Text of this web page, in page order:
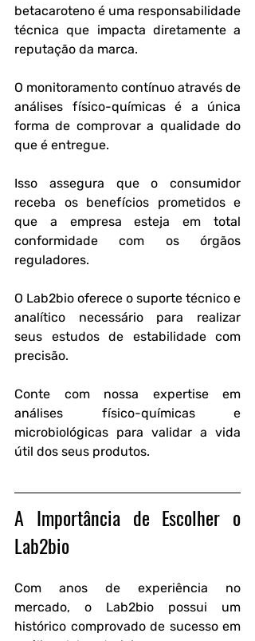
betacaroteno é uma responsabilidade
técnica que impacta diretamente a
reputação da marca.
O monitoramento contínuo através de
análises físico-químicas é a única
forma de comprovar a qualidade do
que é entregue.
Isso assegura que o consumidor
receba os benefícios prometidos e
que a empresa esteja em total
conformidade com os órgãos
reguladores.
O Lab2bio oferece o suporte técnico e
analítico necessário para realizar
seus estudos de estabilidade com
precisão.
Conte com nossa expertise em
análises físico-químicas e
microbiológicas para validar a vida
útil dos seus produtos.
A Importância de Escolher o
Lab2bio
Com anos de experiência no
mercado, o Lab2bio possui um
histórico comprovado de sucesso em